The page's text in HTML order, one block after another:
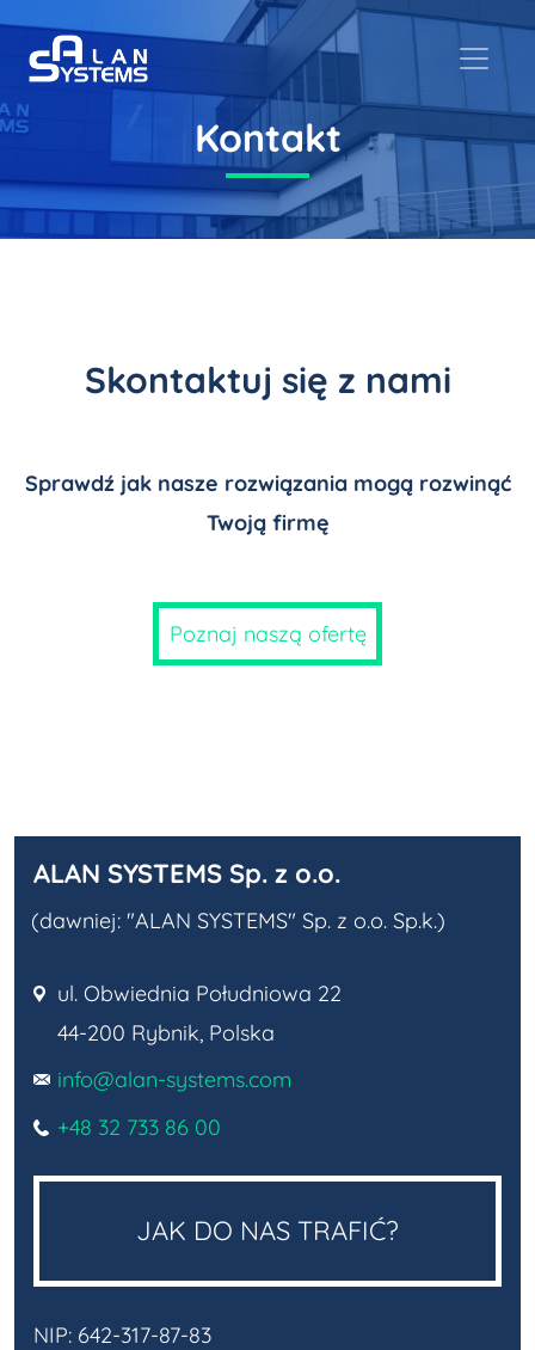
Kontakt
Skontaktuj się z nami
Sprawdź jak nasze rozwiązania mogą rozwinąć
Twoją firmę
Poznaj naszą ofertę
ALAN SYSTEMS Sp. z o.o.
ul. Obwiednia Południowa 22
44-200 Rybnik, Polska
info@alan-systems.com
+48 32 733 86 00
JAK DO NAS TRAFIĆ?
NIP: 642-317-87-83